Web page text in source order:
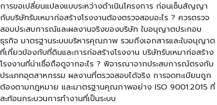
การขอเปลี่ยนแปลงแบบระหว่างดำเนินโครงการ ก่อนเซ็นสัญญา
กับบริษัทรับเหมาก่อสร้างโรงงานต้องตรวจสอบอะไร ? ควรตรวจ
สอบประสบการณ์และผลงานจริงของบริษัท ใบอนุญาตประกอบ
ธุรกิจ มาตรฐานระบบบริหารคุณภาพ รวมถึงเอกสารและใบอนุญาต
ที่เกี่ยวข้องกับที่ดินและการก่อสร้างโรงงาน บริษัทรับเหมาก่อสร้าง
โรงงานที่น่าเชื่อถือดูจากอะไร ? พิจารณาจากประสบการณ์ตรงกับ
ประเภทอุตสาหกรรม ผลงานที่ตรวจสอบได้จริง การจดทะเบียนถูก
ต้องตามกฎหมาย และมาตรฐานคุณภาพอย่าง ISO 9001:2015 ที่
สะท้อนกระบวนการทำงานที่เป็นระบบ